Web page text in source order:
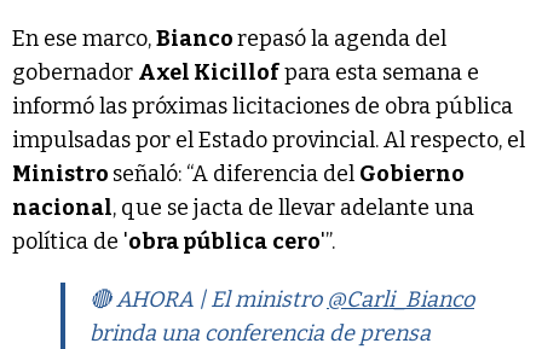
En ese marco,Biancorepasó la agenda del
gobernador Axel Kicillofpara esta semana e
informó las próximas licitaciones de obra pública
impulsadas por el Estado provincial. Al respecto, el
Ministro señaló: “A diferencia del Gobierno
nacional, que se jacta de llevar adelante una
política de 'obra pública cero'”.
🔴 AHORA | El ministro @Carli_Bianco
brinda una conferencia de prensa